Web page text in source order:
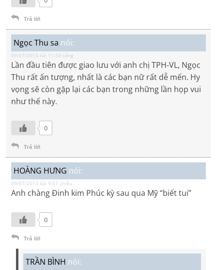
Trả lời
Ngọc Thu sa nói:
09/07/2013 lúc 11:33 sáng
Lần đầu tiên được giao lưu với anh chị TPH-VL, Ngọc
Thu rất ấn tượng, nhất là các bạn nữ rất dễ mến. Hy
vọng sẽ còn gặp lại các bạn trong những lần họp vui
như thế này.
0
Trả lời
HOÀNG HƯNG nói:
09/07/2013 lúc 9:57 chiều
Anh chàng Đinh kim Phúc kỳ sau qua Mỹ “biết tui”
0
Trả lời
TRẦN BÌNH nói: